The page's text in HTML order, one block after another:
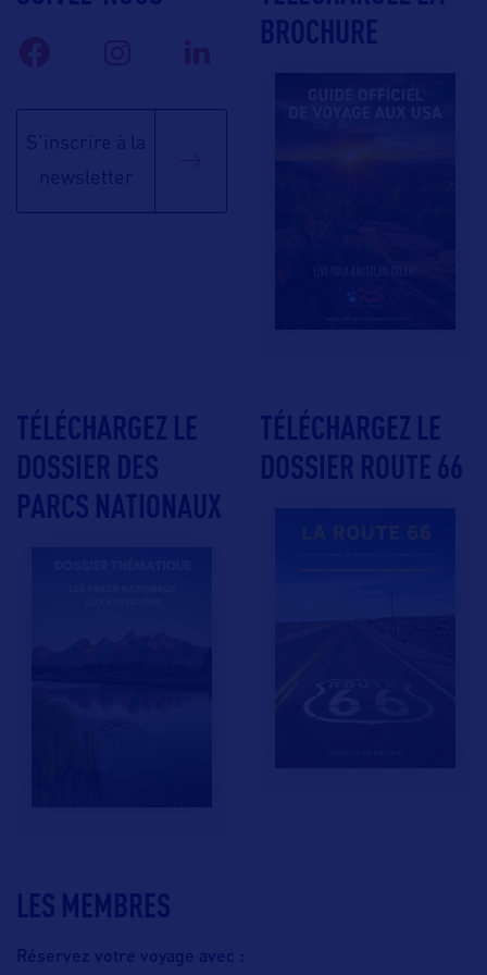
LES MEMBRES
Réservez votre voyage avec :
S'inscrire à la
newsletter
BROCHURE
TÉLÉCHARGEZ LE
DOSSIER DES
PARCS NATIONAUX
TÉLÉCHARGEZ LE
DOSSIER ROUTE 66